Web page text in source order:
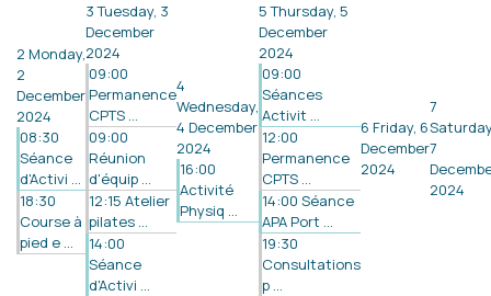
2 Monday,
2
December
2024
08:30
Séance
d'Activi ...
18:30
Course à
pied e ...
3 Tuesday, 3
December
2024
09:00
Permanence
CPTS ...
09:00
Réunion
d'équip ...
12:15 Atelier
pilates ...
14:00
Séance
d'Activi ...
4
Wednesday,
4 December
2024
16:00
Activité
Physiq ...
5 Thursday, 5
December
2024
09:00
Séances
Activit ...
12:00
Permanence
CPTS ...
14:00 Séance
APA Port ...
19:30
Consultations
p ...
6 Friday, 6
December
2024
7
7
2024